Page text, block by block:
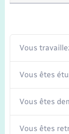
Vous
Vous êtes
Vous êtes
Vous êtes